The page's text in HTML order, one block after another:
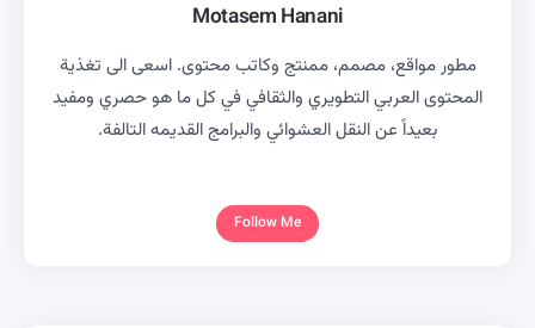
Motasem Hanani
مطور مواقع، مصمم، ممنتج وكاتب محتوى. اسعى الى تغذية
المحتوى العربي التطويري والثقافي في كل ما هو حصري ومفيد
بعيداً عن النقل العشوائي والبرامج القديمه التالفة.
Follow Me